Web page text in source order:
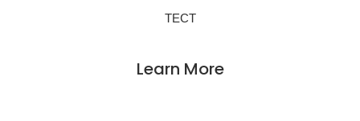
ТЕСТ
Learn More